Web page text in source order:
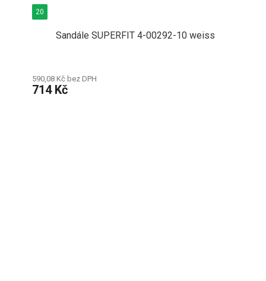
Sandále SUPERFIT 4-00292-10 weiss
590,08 Kč bez DPH
714 Kč
20